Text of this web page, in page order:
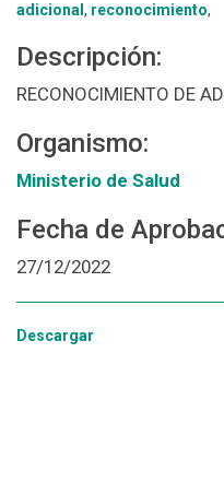
adicional , reconocimiento,
Descripción:
RECONOCIMIENTO DE
Organismo:
Ministerio de Salud
Fecha de
27/12/2022
Descargar